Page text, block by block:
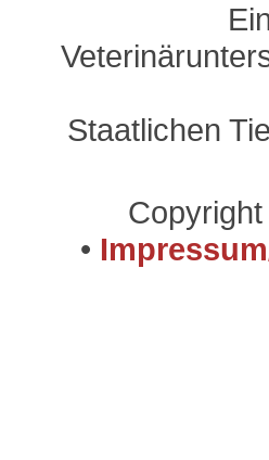
Staatlichen
•